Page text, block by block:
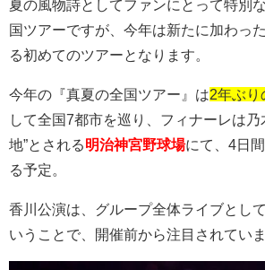
夏の風物詩としてファンにとって特別
国ツアーですが、今年は新たに加わった
る初めてのツアーとなります。
今年の『真夏の全国ツアー』は2年ぶり
して全国7都市を巡り、フィナーレは乃
地”とされる明治神宮野球場にて、 4日
る予定。
香川公演は、グループ全体ライブとし
いうことで、開催前から注目されていま